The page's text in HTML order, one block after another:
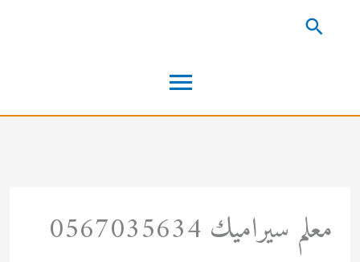
القائمة
الرئيسية
البحث
معلم سيراميك 0567035634